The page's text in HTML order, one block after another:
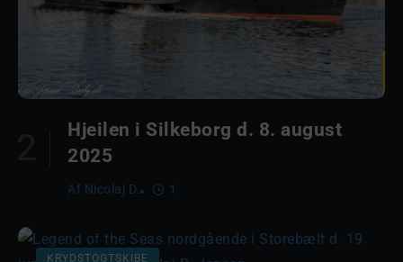
Hjeilen i Silkeborg d. 8. august
2025
Af Nicolaj D. 1
KRYDSTOGTSKIBE